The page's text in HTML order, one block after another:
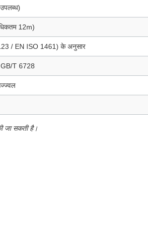
12m)
/ EN ISO 1461) के अनुसार
T 6728
जा सकती है।